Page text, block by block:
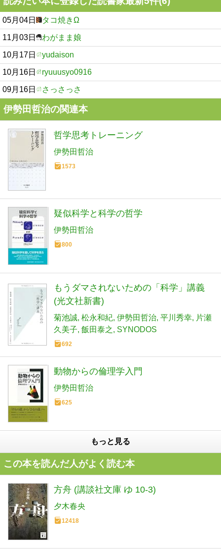
05月04日 タコ焼きΩ
11月03日 わがまま娘
10月17日 yudaison
10月16日 ryuuusyo0916
09月16日 さっさっさ
伊勢田哲治の関連本
哲学思考トレーニング
伊勢田哲治
1573
疑似科学と科学の哲学
伊勢田哲治
800
もうダマされないための「科学」講義
(光文社新書)
菊池誠 松永和紀 伊勢田哲治 平川秀幸
片瀬
久美子 飯田泰之 SYNODOS
692
動物からの倫理学入門
伊勢田哲治
625
もっと見る
この本を読んだ人がよく読む本
方舟 (講談社文庫 ゆ 10-3)
夕木春央
12418